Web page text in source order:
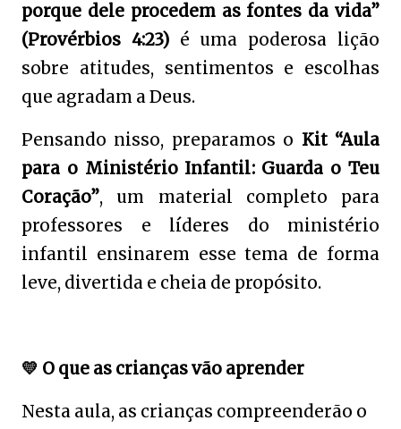
porque dele procedem as fontes da vida”
(Provérbios 4:23)é uma poderosa lição
sobre atitudes, sentimentos e escolhas
que agradam a Deus.
Pensando nisso, preparamos o Kit “Aula
para o Ministério Infantil: Guarda o Teu
Coração”, um material completo para
professores e líderes do ministério
infantil ensinarem esse tema de forma
leve, divertida e cheia de propósito.
💛 O que as crianças vão aprender
Nesta aula, as crianças compreenderão o